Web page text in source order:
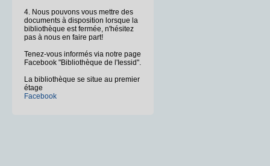
4. Nous pouvons vous mettre des
documents à disposition lorsque la
bibliothèque est fermée, n'hésitez
pas à nous en faire part!
Tenez-vous informés via notre page
Facebook "Bibliothèque de l'Iessid".
La bibliothèque se situe au premier
étage
Facebook